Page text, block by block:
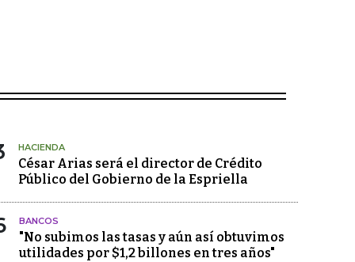
HACIENDA
César Arias será el director de Crédito
Público del Gobierno de la Espriella
BANCOS
"No subimos las tasas y aún así obtuvimos
utilidades por $1,2 billones en tres años"